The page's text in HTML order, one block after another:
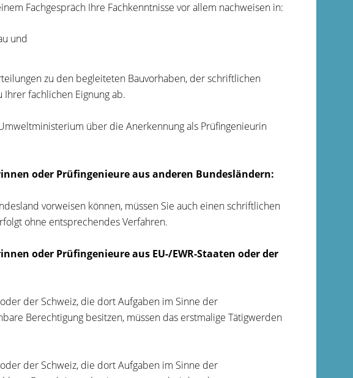
Fachgespräch Ihre Fachkenntnisse vor allem nachweisen in:
und
zu den begleiteten Bauvorhaben, der schriftlichen
Ihrer fachlichen Eignung ab.
über die Anerkennung als Prüfingenieurin
oder Prüfingenieure aus anderen Bundesländern:
vorweisen können, müssen Sie auch einen schriftlichen
ohne entsprechendes Verfahren.
oder Prüfingenieure aus EU-/EWR-Staaten oder der
der Schweiz, die dort Aufgaben im Sinne der
Berechtigung besitzen, müssen das erstmalige Tätigwerden
der Schweiz, die dort Aufgaben im Sinne der